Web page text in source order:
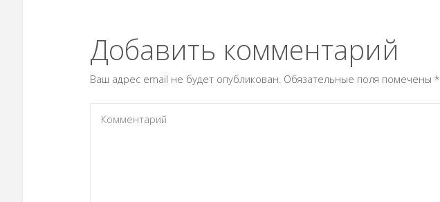
Добавить комментарий
Ваш адрес email не будет опубликован. Обязательные поля помечены*